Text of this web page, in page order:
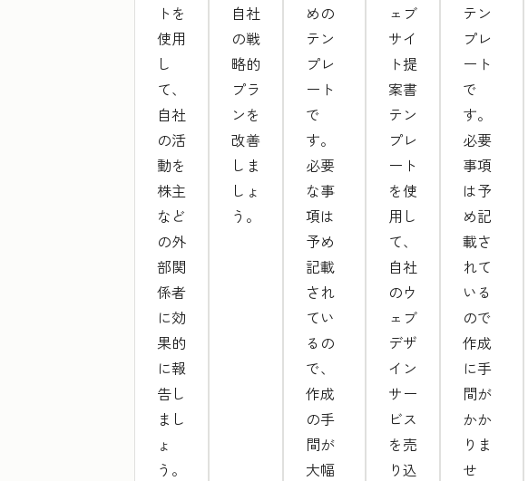
トを
使用
し
て、
自社
の活
動を
株主
など
の外
部関
係者
に効
果的
に報
告し
まし
ょ
う。
自社
の戦
略的
プラ
ンを
改善
しま
しょ
う。
めの
テン
プレ
ート
で
す。
必要
な事
項は
予め
記載
され
てい
るの
で、
作成
の手
間が
大幅
ェブ
サイ
ト提
案書
テン
プレ
ート
を使
用し
て、
自社
のウ
ェブ
デザ
イン
サー
ビス
を売
り込
テン
プレ
ート
で
す。
必要
事項
は予
め記
載さ
れて
いる
ので
作成
に手
間が
かか
りま
せ